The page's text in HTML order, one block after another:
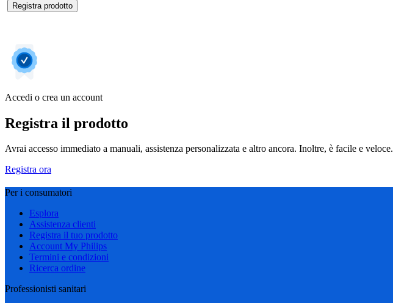
Registra prodotto
Accedi o crea un account
Registra il prodotto
Avrai accesso immediato a manuali, assistenza personalizzata e altro ancora. Inoltre, è facile e veloce.
Registra ora
Per i consumatori
Esplora
Assistenza clienti
Registra il tuo prodotto
Account My Philips
Termini e condizioni
Ricerca ordine
Professionisti sanitari